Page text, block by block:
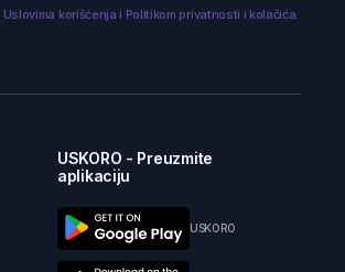
Uslovima korišćenja i Politikom privatnosti i kolačića.
USKORO - Preuzmite
aplikaciju
USKORO